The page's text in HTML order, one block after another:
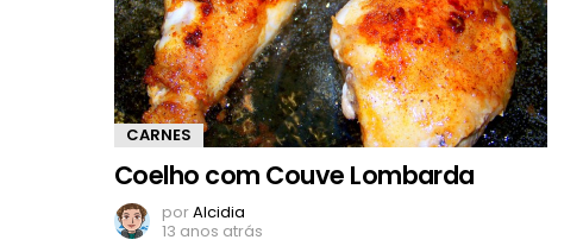
CARNES
Coelho com Couve Lombarda
porAlcidia
13 anos atrás